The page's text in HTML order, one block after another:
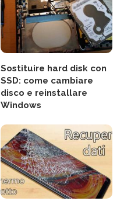
Sostituire hard disk con
SSD: come cambiare
disco e reinstallare
Windows